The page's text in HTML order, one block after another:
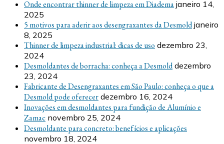
Onde encontrar thinner de limpeza em Diadema janeiro 14,
2025
5 motivos para aderir aos desengraxantes da Desmold janeiro
8, 2025
Thinner de limpeza industrial: dicas de uso dezembro 23,
2024
Desmoldantes de borracha: conheça a Desmold dezembro
23, 2024
Fabricante de Desengraxantes em São Paulo: conheça o que a
Desmold pode oferecer dezembro 16, 2024
Inovações em desmoldantes para fundição de Alumínio e
Zamac novembro 25, 2024
Desmoldante para concreto: benefícios e aplicações
novembro 18, 2024